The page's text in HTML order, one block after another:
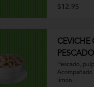
$12.95
CEVICHE
PESCADO
Pescado,
Acompañado
limón.